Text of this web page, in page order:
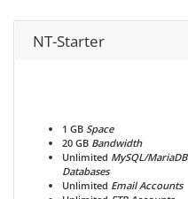
NT-Starter
1 GB Space
20 GB Bandwidth
Unlimited MySQL/MariaDB
Databases
Unlimited Email Accounts